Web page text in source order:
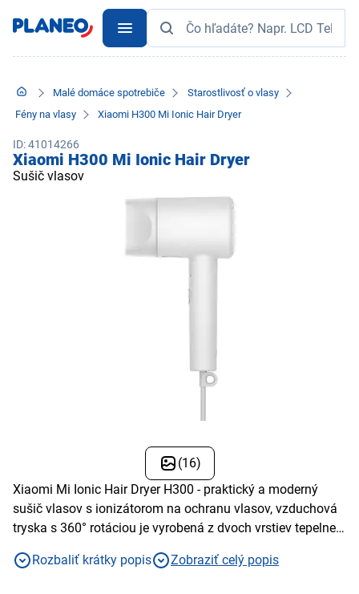
Malé domáce spotrebiče
Starostlivosť o vlasy
Fény na vlasy
Xiaomi H300 Mi Ionic Hair Dryer
ID: 41014266
Xiaomi H300 Mi Ionic Hair Dryer
Sušič vlasov
(16)
Xiaomi Mi Ionic Hair Dryer H300 - praktický a moderný
sušič vlasov s ionizátorom na ochranu vlasov, vzduchová
tryska s 360° rotáciou je vyrobená z dvoch vrstiev tepelne
čepele pre minimálne straty energie, režim cirkulácie
Rozbaliť krátky popis Zobraziť celý popis